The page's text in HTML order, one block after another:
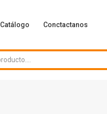
Catálogo Conctactanos